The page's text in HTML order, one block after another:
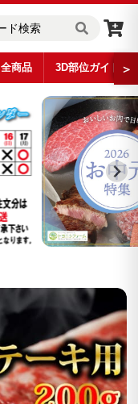
全商品 3D部位ガイド ＞